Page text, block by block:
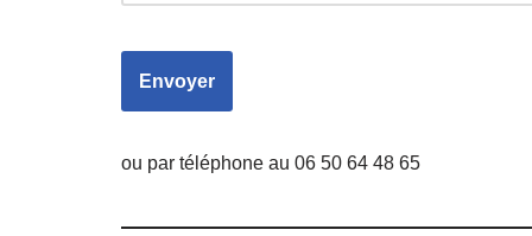
ou par téléphone au 06 50 64 48 65